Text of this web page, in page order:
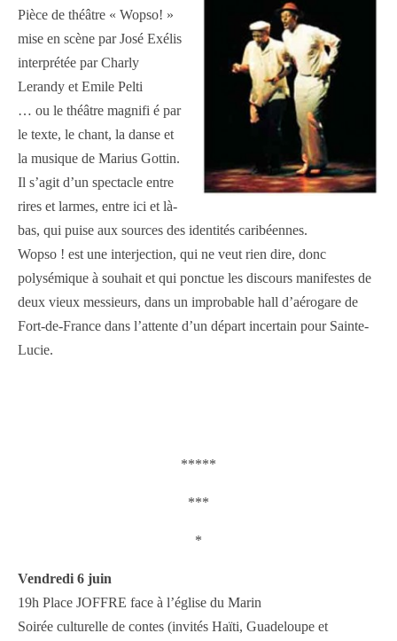
Pièce de théâtre « Wopso! »
mise en scène par José Exélis
interprétée par Charly
Lerandy et Emile Pelti
… ou le théâtre magnifi é par
le texte, le chant, la danse et
la musique de Marius Gottin.
Il s’agit d’un spectacle entre
rires et larmes, entre ici et là-
bas, qui puise aux sources des identités caribéennes.
Wopso ! est une interjection, qui ne veut rien dire, donc
polysémique à souhait et qui ponctue les discours manifestes de
deux vieux messieurs, dans un improbable hall d’aérogare de
Fort-de-France dans l’attente d’un départ incertain pour Sainte-
Lucie.
*****
***
*
Vendredi 6 juin
19h Place JOFFRE face à l’église du Marin
Soirée culturelle de contes (invités Haïti, Guadeloupe et